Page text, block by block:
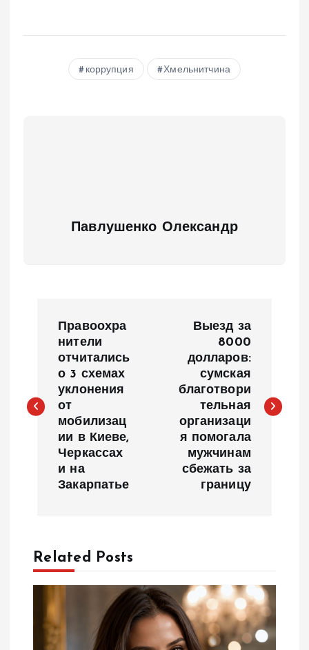
коррупция Хмельнитчина
Павлушенко Олександр
и
и
я
Правоохра
нители
отчитались
о 3 схемах
уклонения
от
мобилизац
ии в Киеве,
Черкассах
и на
Закарпатье
Выезд за
8000
долларов:
сумская
благотвори
тельная
организаци
я помогала
мужчинам
сбежать за
границу
Related Posts